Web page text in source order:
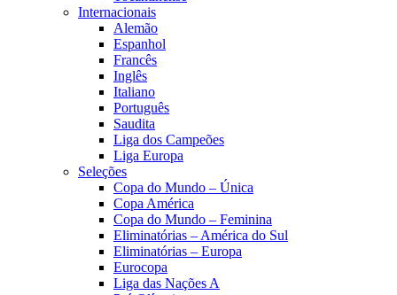
Internacionais
Alemão
Espanhol
Francês
Inglês
Italiano
Português
Saudita
Liga dos Campeões
Liga Europa
Seleções
Copa do Mundo – Única
Copa América
Copa do Mundo – Feminina
Eliminatórias – América do Sul
Eliminatórias – Europa
Eurocopa
Liga das Nações A